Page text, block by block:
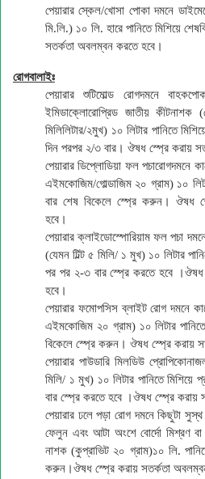
পেয়ারার স্কেল/খোসা পোকা দমনে
মি.লি.) ১০ লি. হারে পানিতে মিশিয়ে
সতর্কতা অবলম্বন করতে হবে।
রোগবালাইঃ
পেয়ারার শুটিমোল্ড রোগদমনে
ইমিডাক্লোরোপ্রিড জাতীয়
মিলিলিটার/২মুখ) ১০ লিটার পানিতে
দিন পরপর ২/৩ বার। ঔষধ স্প্রে করায়
পেয়ারার ডিপ্লোডিয়া ফল পচারোগদমনে
এইমকোজিম/গোল্ডাজিম ২০ গ্রাম) ১০
বার শেষ বিকেলে স্প্রে করুন। ঔষধ
হবে।
পেয়ারার ক্লাইডোস্পোরিয়াম ফল পচা
(যেমন টিল্ট ৫ মিলি/ ১ মুখ) ১০ লিটার
পর পর ২-৩ বার স্প্রে করতে হবে
হবে।
পেয়ারার ফমোপসিস ব্লাইট রোগ দমনে
এইমকোজিম ২০ গ্রাম) ১০ লিটার
বিকেলে স্প্রে করুন। ঔষধ স্প্রে করায়
পেয়ারার পাউডারি মিলডিউ
মিলি/ ১ মুখ) ১০ লিটার পানিতে
বার স্প্রে করতে হবে ।ঔষধ স্প্রে করায়
পেয়ারার ঢলে পড়া রোগ দমনে কিছুটা
ফেলুন এবং আটা অংশে বোর্দো মিশ্রণ
নাশক (কুপ্রাভিট ২০ গ্রাম)১০ লি.
করুন।ঔষধ স্প্রে করায় সতর্কতা